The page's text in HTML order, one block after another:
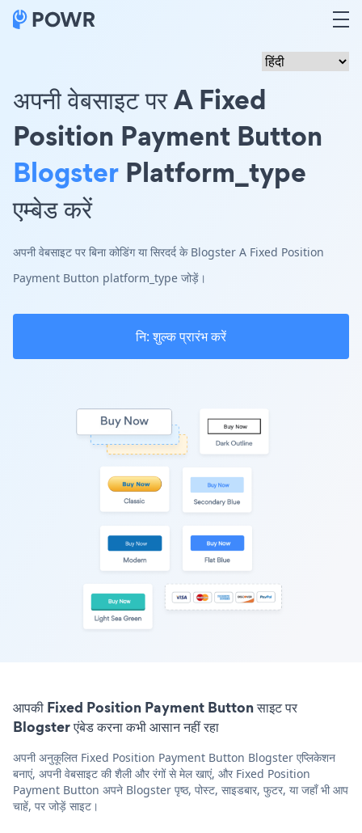
अपनी वेबसाइट पर A Fixed
Position Payment Button
Blogster Platform_type
एम्बेड करें
अपनी वेबसाइट पर बिना कोडिंग या सिरदर्द के Blogster A Fixed Position
Payment Button platform_type जोड़ें।
नि: शुल्क प्रारंभ करें
आपकी Fixed Position Payment Button साइट पर
Blogster एंबेड करना कभी आसान नहीं रहा
अपनी अनुकूलित Fixed Position Payment Button Blogster एप्लिकेशन
बनाएं, अपनी वेबसाइट की शैली और रंगों से मेल खाएं, और Fixed Position
Payment Button अपने Blogster पृष्ठ, पोस्ट, साइडबार, फुटर, या जहाँ भी आप
चाहें, पर जोड़ें साइट।